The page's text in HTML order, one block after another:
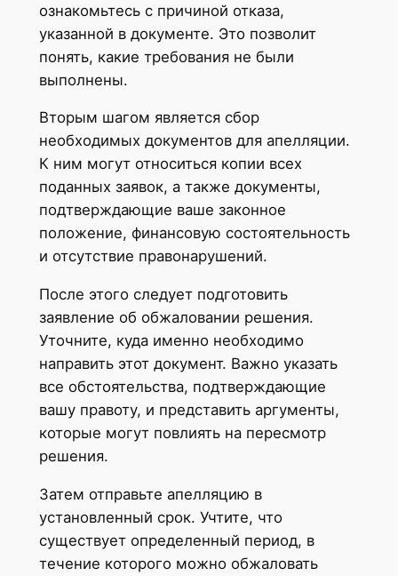
ознакомьтесь с причиной отказа,
указанной в документе. Это позволит
понять, какие требования не были
выполнены.
Вторым шагом является сбор
необходимых документов для апелляции.
К ним могут относиться копии всех
поданных заявок, а также документы,
подтверждающие ваше законное
положение, финансовую состоятельность
и отсутствие правонарушений.
После этого следует подготовить
заявление об обжаловании решения.
Уточните, куда именно необходимо
направить этот документ. Важно указать
все обстоятельства, подтверждающие
вашу правоту, и представить аргументы,
которые могут повлиять на пересмотр
решения.
Затем отправьте апелляцию в
установленный срок. Учтите, что
существует определенный период, в
течение которого можно обжаловать